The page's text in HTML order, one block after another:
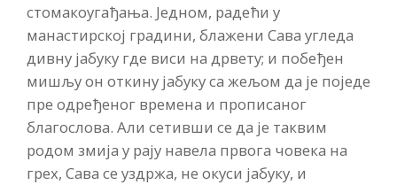
стомакоугађања. Једном, радећи у
манастирској градини, блажени Сава угледа
дивну јабуку где виси на дрвету; и побеђен
мишљу он откину јабуку са жељом да је поједе
пре одређеног времена и прописаног
благослова. Али сетивши се да је таквим
родом змија у рају навела првога човека на
грех, Сава се уздржа, не окуси јабуку, и